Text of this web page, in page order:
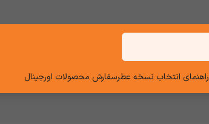
راهنمای انتخاب نسخه عطرسفارش محصولات اورجینال